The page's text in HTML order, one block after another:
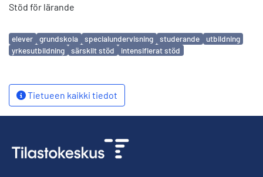
Stöd för lärande
Avainsanat
elever grundskola specialundervisning studerande
utbildning
yrkesutbildning
särskilt stöd intensifierat stöd
Tietueen kaikki tiedot